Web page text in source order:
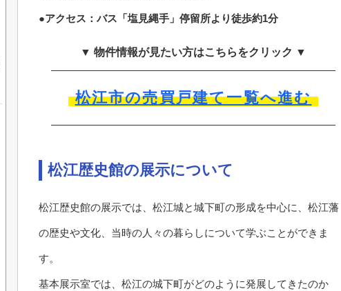
●アクセス：バス「塩見縄手」停留所より徒歩約1分
▼ 物件情報が見たい方はこちらをクリック ▼
松江市の売買戸建て一覧へ進む
松江歴史館の展示について
松江歴史館の展示では、松江城と城下町の形成を中心に、松江藩
の歴史や文化、当時の人々の暮らしについて学ぶことができま
す。
基本展示室では、松江の城下町がどのように発展してきたのか